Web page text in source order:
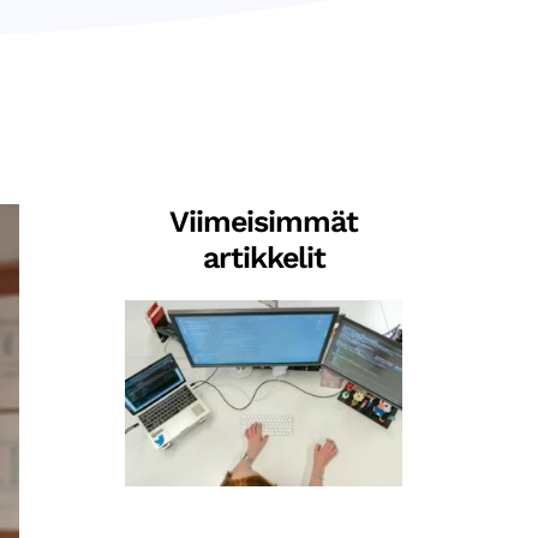
Viimeisimmät
artikkelit